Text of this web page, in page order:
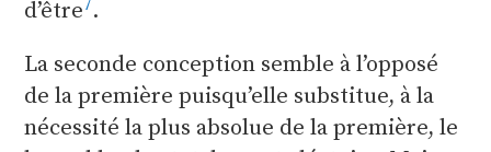
d’être7.
La seconde conception semble à l’opposé
de la première puisqu’elle substitue, à la
nécessité la plus absolue de la première, le